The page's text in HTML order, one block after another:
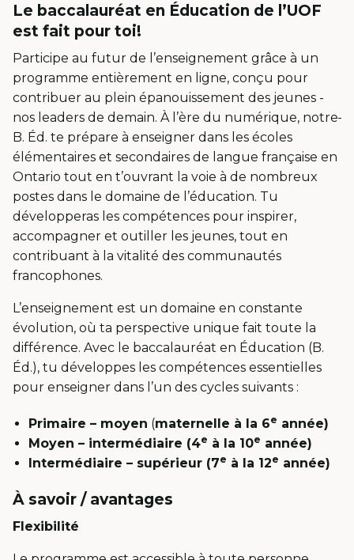
Le baccalauréat en Éducation de l’UOF
est fait pour toi!
Participe au futur de l’enseignement grâce à un
programme entièrement en ligne, conçu pour
contribuer au plein épanouissement des jeunes -
nos leaders de demain. À l’ère du numérique, notre
B. Éd. te prépare à enseigner dans les écoles
élémentaires et secondaires de langue française en
Ontario tout en t’ouvrant la voie à de nombreux
postes dans le domaine de l’éducation. Tu
développeras les compétences pour inspirer,
accompagner et outiller les jeunes, tout en
contribuant à la vitalité des communautés
francophones.
L’enseignement est un domaine en constante
évolution, où ta perspective unique fait toute la
différence. Avec le baccalauréat en Éducation (B.
Éd.), tu développes les compétences essentielles
pour enseigner dans l’un des cycles suivants :
Primaire – moyen (maternelle à la 6e année)
Moyen – intermédiaire (4e à la 10e année)
Intermédiaire – supérieur (7e à la 12e année)
À savoir / avantages
Flexibilité